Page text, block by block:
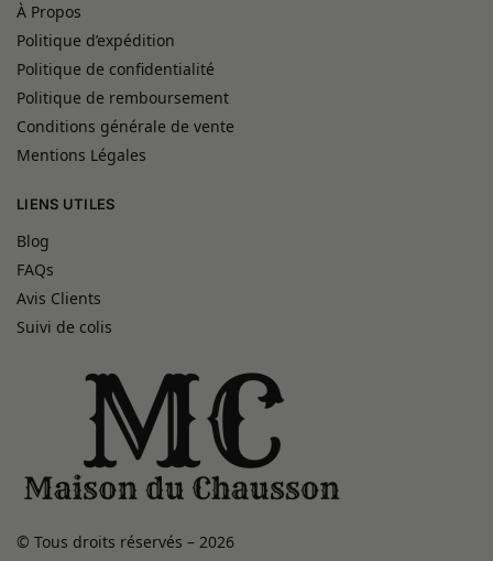
À Propos
Politique d’expédition
Politique de confidentialité
Politique de remboursement
Conditions générale de vente
Mentions Légales
LIENS UTILES
Blog
FAQs
Avis Clients
Suivi de colis
© Tous droits réservés – 2026